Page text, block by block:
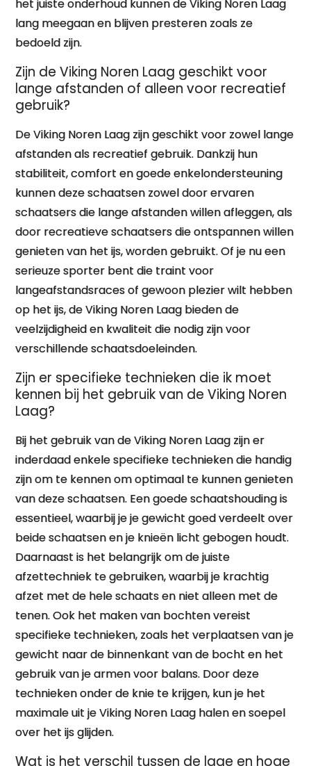
het juiste onderhoud kunnen de Viking Noren Laag
lang meegaan en blijven presteren zoals ze
bedoeld zijn.
Zijn de Viking Noren Laag geschikt voor
lange afstanden of alleen voor recreatief
gebruik?
De Viking Noren Laag zijn geschikt voor zowel lange
afstanden als recreatief gebruik. Dankzij hun
stabiliteit, comfort en goede enkelondersteuning
kunnen deze schaatsen zowel door ervaren
schaatsers die lange afstanden willen afleggen, als
door recreatieve schaatsers die ontspannen willen
genieten van het ijs, worden gebruikt. Of je nu een
serieuze sporter bent die traint voor
langeafstandsraces of gewoon plezier wilt hebben
op het ijs, de Viking Noren Laag bieden de
veelzijdigheid en kwaliteit die nodig zijn voor
verschillende schaatsdoeleinden.
Zijn er specifieke technieken die ik moet
kennen bij het gebruik van de Viking Noren
Laag?
Bij het gebruik van de Viking Noren Laag zijn er
inderdaad enkele specifieke technieken die handig
zijn om te kennen om optimaal te kunnen genieten
van deze schaatsen. Een goede schaatshouding is
essentieel, waarbij je je gewicht goed verdeelt over
beide schaatsen en je knieën licht gebogen houdt.
Daarnaast is het belangrijk om de juiste
afzettechniek te gebruiken, waarbij je krachtig
afzet met de hele schaats en niet alleen met de
tenen. Ook het maken van bochten vereist
specifieke technieken, zoals het verplaatsen van je
gewicht naar de binnenkant van de bocht en het
gebruik van je armen voor balans. Door deze
technieken onder de knie te krijgen, kun je het
maximale uit je Viking Noren Laag halen en soepel
over het ijs glijden.
Wat is het verschil tussen de lage en hoge